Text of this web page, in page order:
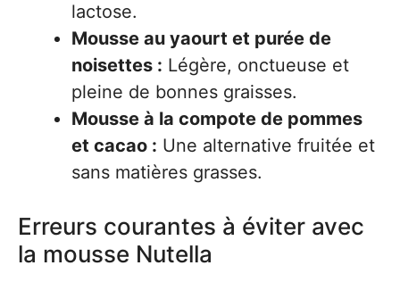
lactose.
Mousse au yaourt et purée de
noisettes : Légère, onctueuse et
pleine de bonnes graisses.
Mousse à la compote de pommes
et cacao : Une alternative fruitée et
sans matières grasses.
Erreurs courantes à éviter avec
la mousse Nutella